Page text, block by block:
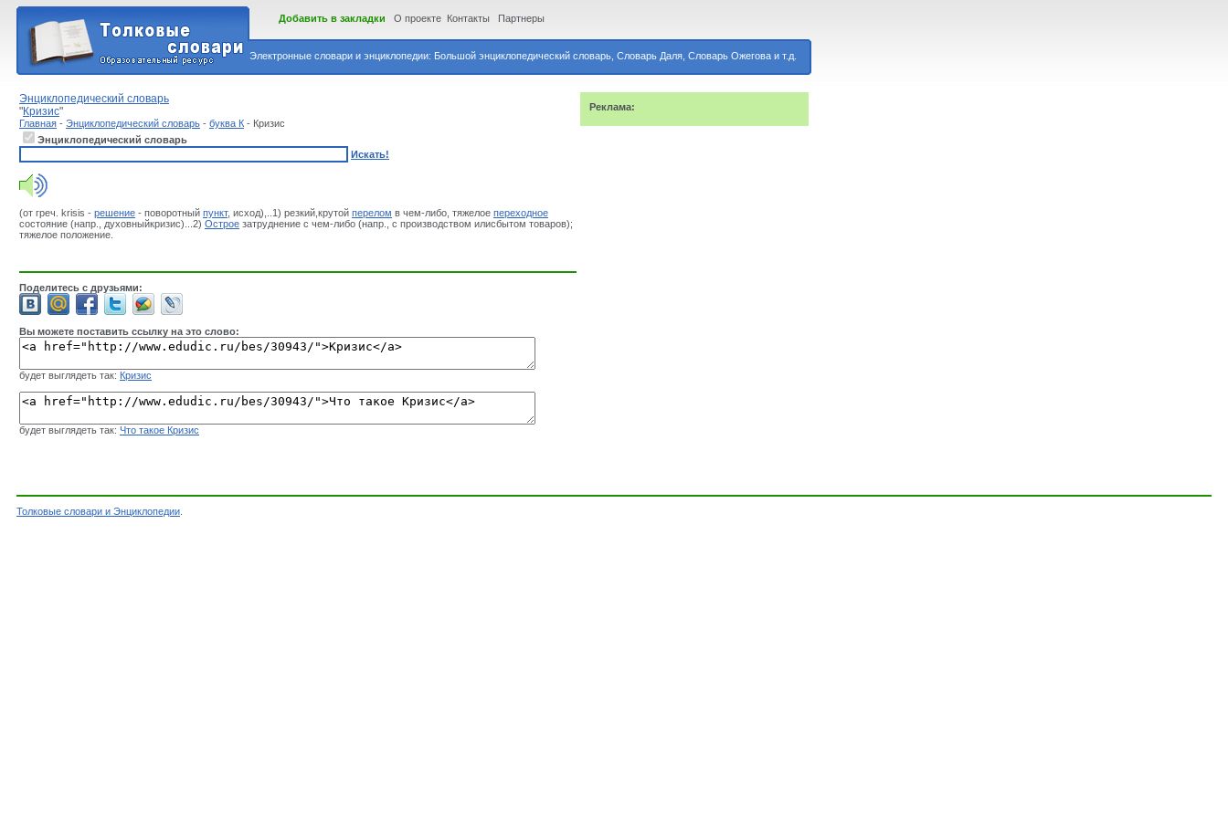
Электронные словари и энциклопедии: Большой энциклопедический словарь, Словарь Даля, Словарь Ожегова и т.д.
Добавить в закладки О проекте Контакты Партнеры
Энциклопедический словарь
"Кризис"
Главная - Энциклопедический словарь - буква К - Кризис
Энциклопедический словарь
Искать!
(от греч. krisis - решение - поворотный пункт, исход),..1) резкий,крутой перелом в чем-либо, тяжелое переходное
состояние (напр., духовныйкризис)...2) Острое затруднение с чем-либо (напр., с производством илисбытом товаров);
тяжелое положение.
Поделитесь с друзьями:
Вы можете поставить ссылку на это слово:
будет выглядеть так: Кризис
будет выглядеть так: Что такое Кризис
Реклама:
Толковые словари и Энциклопедии